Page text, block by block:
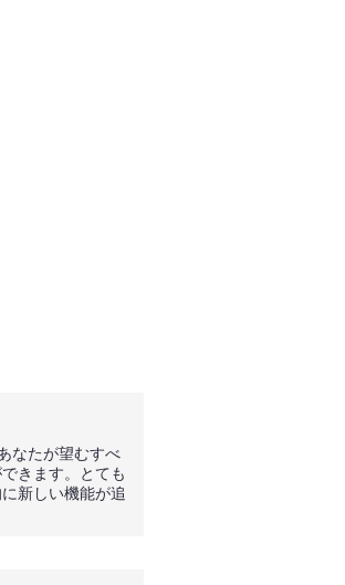
なたが望むすべ
きます。とても
新しい機能が追